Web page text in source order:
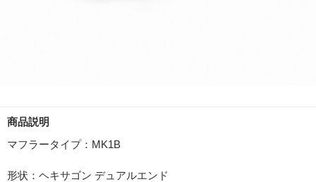
商品説明
マフラータイプ：MK1B
形状：ヘキサゴン デュアルエンド